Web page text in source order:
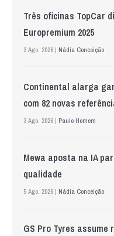
Três oficinas TopCar
Europremium 2025
3 Ago. 2026 | Nádia Conceição
Continental alarga
com 82 novas
3 Ago. 2026 | Paulo Homem
Mewa aposta na IA
qualidade
5 Ago. 2026 | Nádia Conceição
GS Pro Tyres